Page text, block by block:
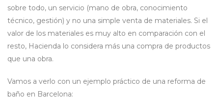
sobre todo, un servicio (mano de obra, conocimiento
técnico, gestión) y no una simple venta de materiales. Si el
valor de los materiales es muy alto en comparación con el
resto, Hacienda lo considera más una compra de productos
que una obra.
Vamos a verlo con un ejemplo práctico de una reforma de
baño en Barcelona: